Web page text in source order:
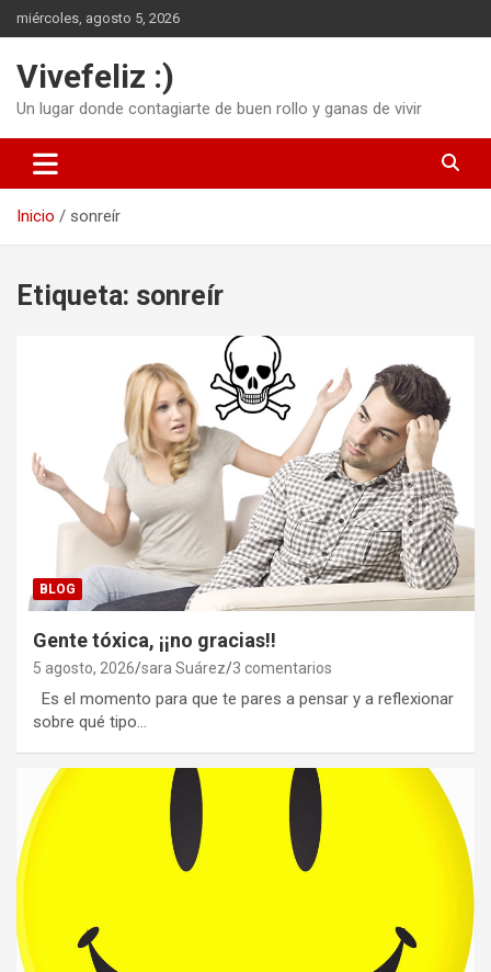
Saltar
al
miércoles, agosto 5, 2026
Vivefeliz :)
Un lugar donde contagiarte de buen rollo y ganas de vivir
Inicio sonreír
Etiqueta: sonreír
BLOG
Gente tóxica, ¡¡no gracias!!
5 agosto, 2026 sara Suárez 3 comentarios
Es el momento para que te pares a pensar y a reflexionar
sobre qué tipo…